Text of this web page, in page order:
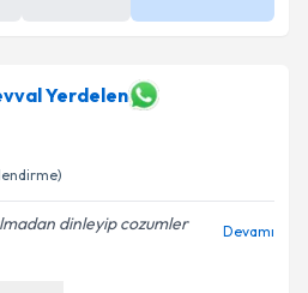
Yerdelen
dinleyip cozumler
Devamı